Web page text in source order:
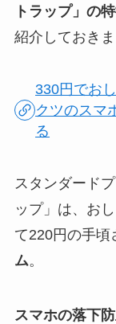
トラップ」の
紹介しておきま
330円でお
クツのスマ
る
スタンダード
ップ」は、お
て220円の手頃
ム。
スマホの落下